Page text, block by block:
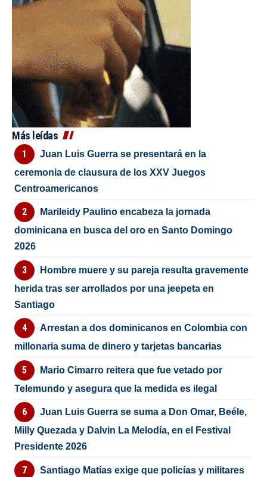
Más leídas
Juan Luis Guerra se presentará en la
ceremonia de clausura de los XXV Juegos
Centroamericanos
Marileidy Paulino encabeza la jornada
dominicana en busca del oro en Santo Domingo
2026
Hombre muere y su pareja resulta gravemente
herida tras ser arrollados por una jeepeta en
Santiago
Arrestan a dos dominicanos en Colombia con
millonaria suma de dinero y tarjetas bancarias
Mario Cimarro reitera que fue vetado por
Telemundo y asegura que la medida es ilegal
Juan Luis Guerra se suma a Don Omar, Beéle,
Milly Quezada y Dalvin La Melodía, en el Festival
Presidente 2026
Santiago Matías exige que policías y militares